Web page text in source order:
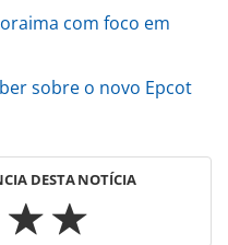
com foco em
sobre o novo Epcot
DESTA NOTÍCIA